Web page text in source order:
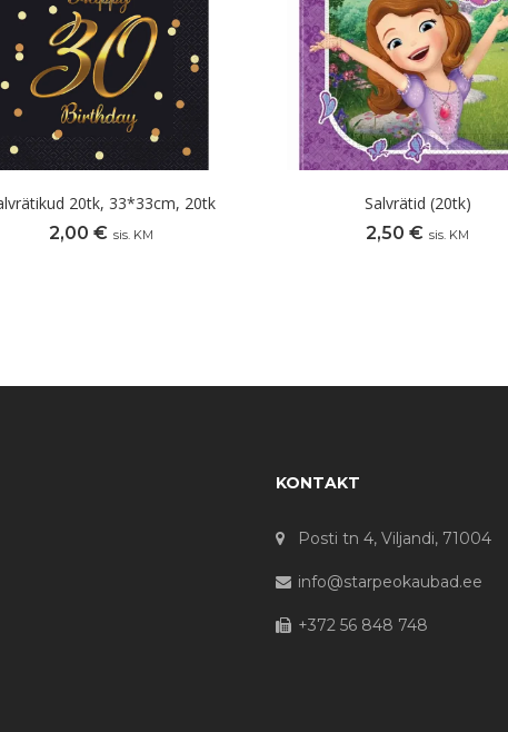
20tk, 33*33cm, 20tk
2,00 € sis. KM
Salvrätid (20tk)
2,50 € sis. KM
KONTAKT
Posti tn 4, Viljandi, 71004
info@starpeokaubad.ee
+372 56 848 748